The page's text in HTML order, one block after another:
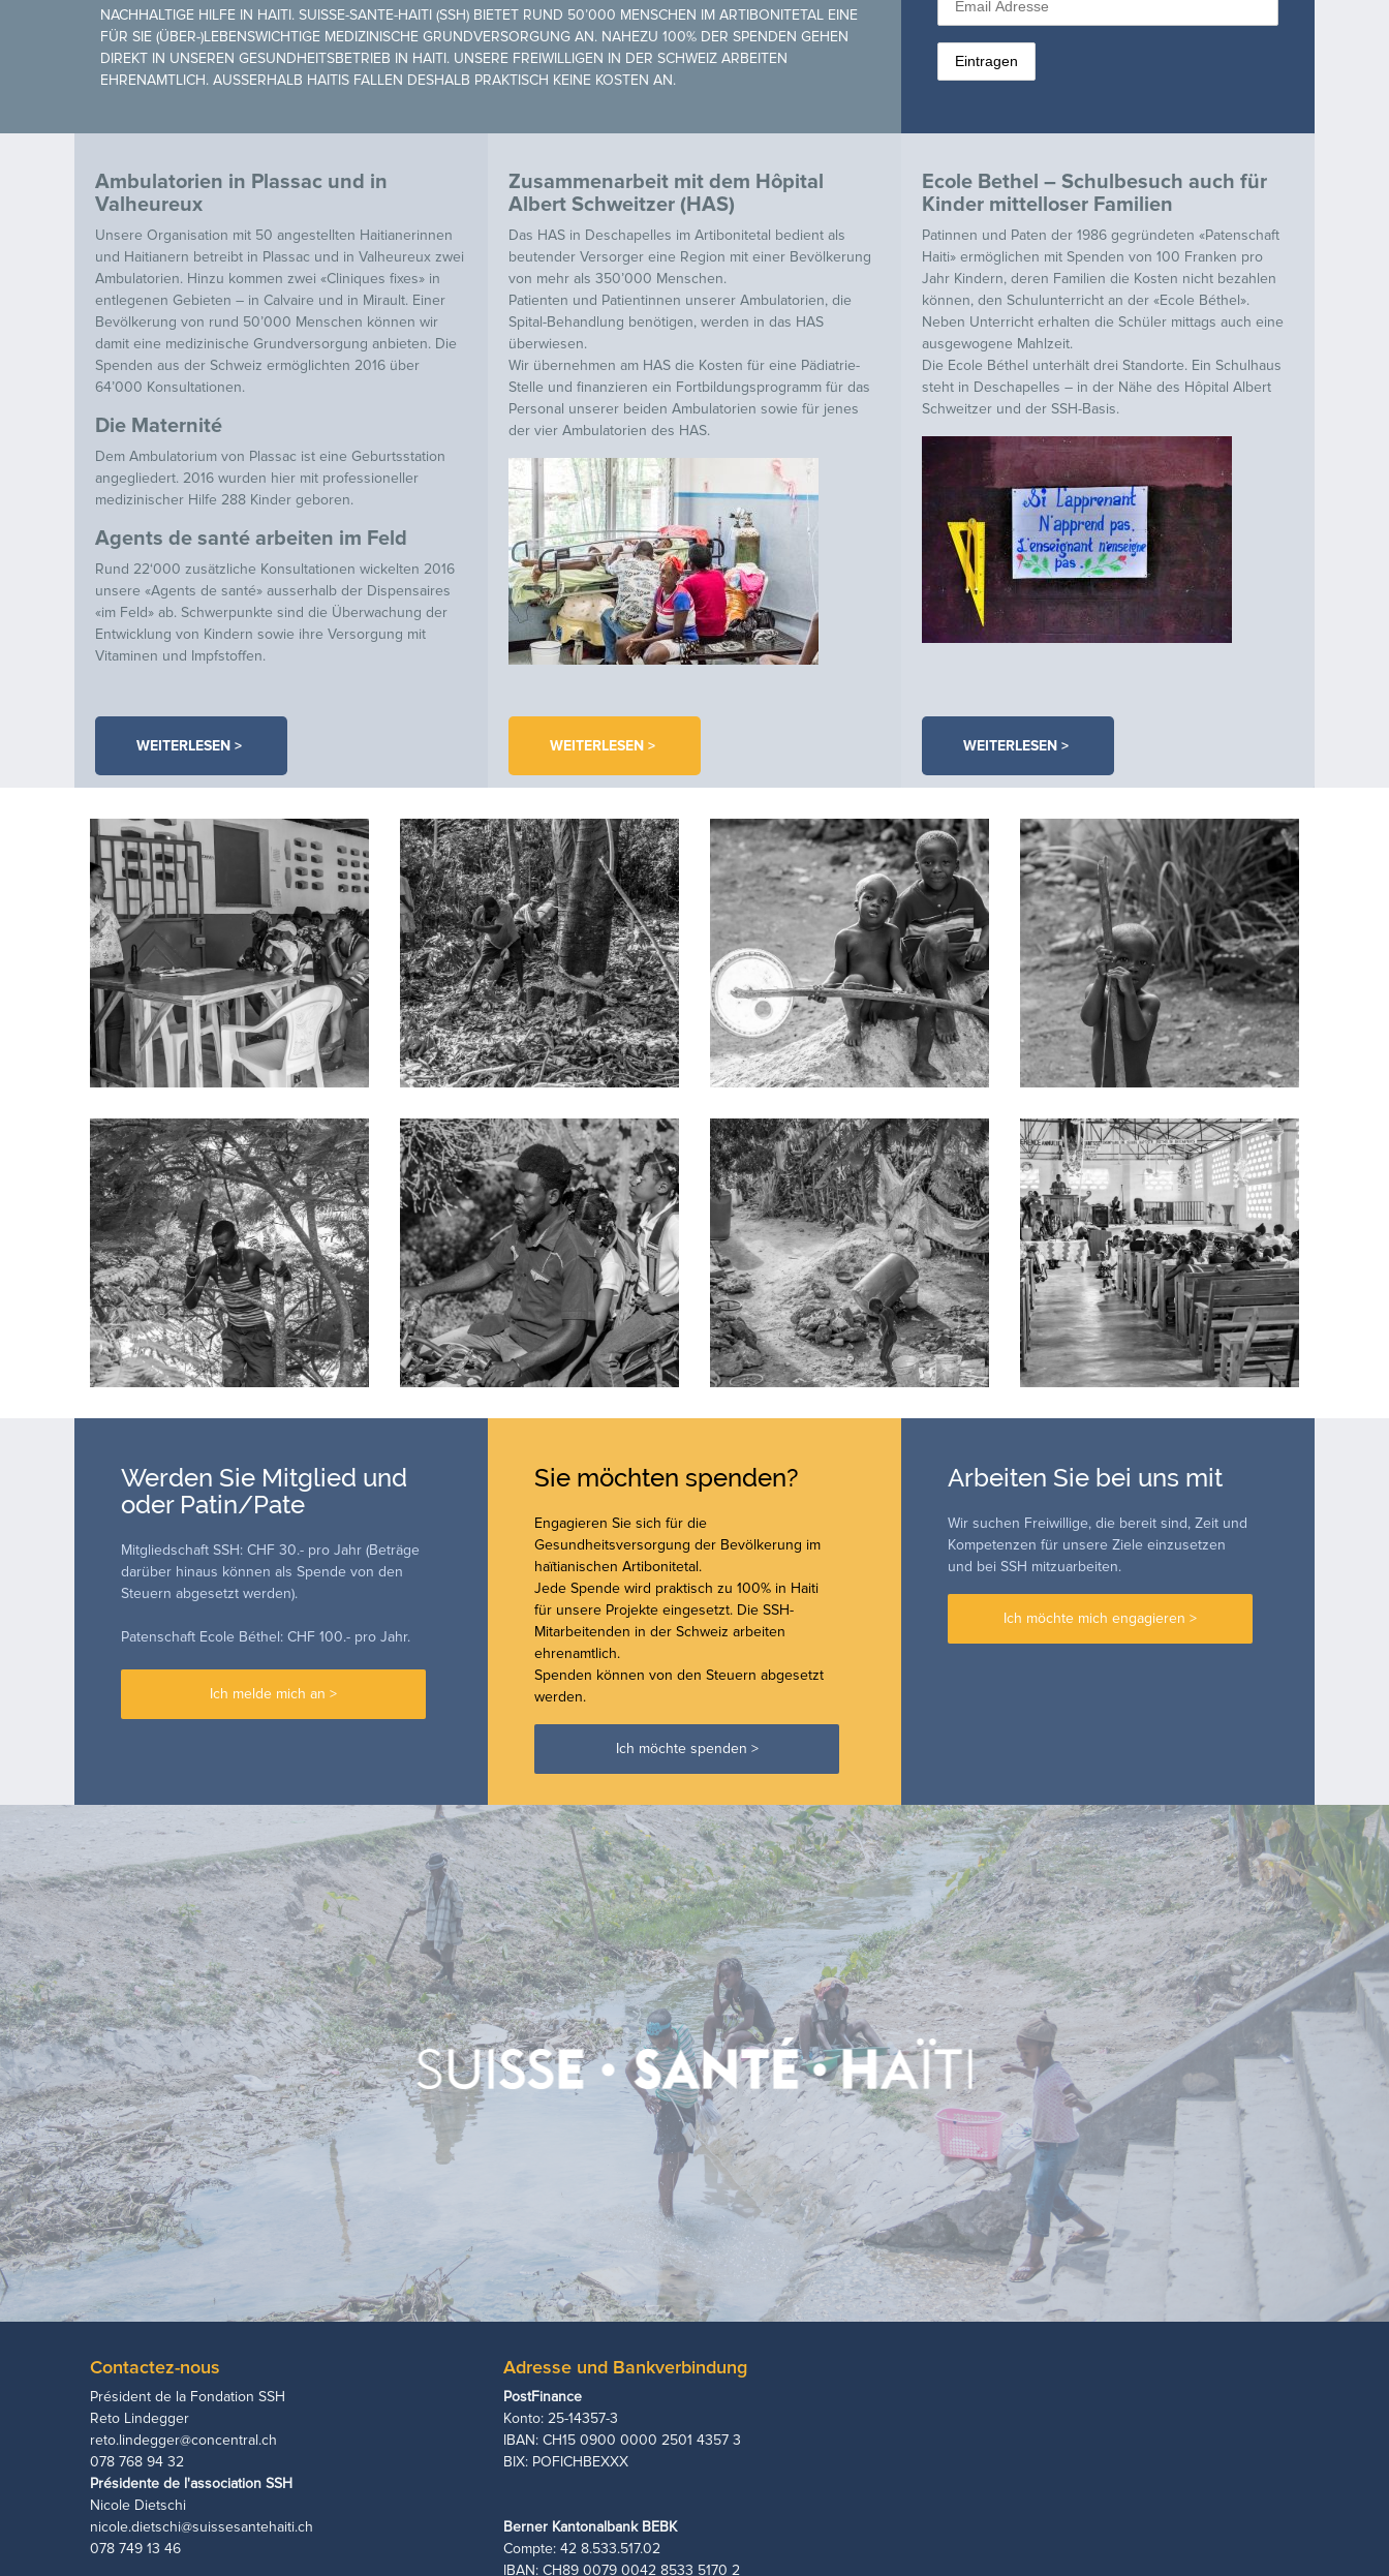
NACHHALTIGE HILFE IN HAITI. SUISSE-SANTE-HAITI (SSH) BIETET RUND 50’000 MENSCHEN IM ARTIBONITETAL EINE
FÜR SIE (ÜBER-)LEBENSWICHTIGE MEDIZINISCHE GRUNDVERSORGUNG AN. NAHEZU 100% DER SPENDEN GEHEN
DIREKT IN UNSEREN GESUNDHEITSBETRIEB IN HAITI. UNSERE FREIWILLIGEN IN DER SCHWEIZ ARBEITEN
EHRENAMTLICH. AUSSERHALB HAITIS FALLEN DESHALB PRAKTISCH KEINE KOSTEN AN.
Ambulatorien in Plassac und in
Valheureux
Unsere Organisation mit 50 angestellten Haitianerinnen
und Haitianern betreibt in Plassac und in Valheureux zwei
Ambulatorien. Hinzu kommen zwei «Cliniques fixes» in
entlegenen Gebieten – in Calvaire und in Mirault. Einer
Bevölkerung von rund 50’000 Menschen können wir
damit eine medizinische Grundversorgung anbieten. Die
Spenden aus der Schweiz ermöglichten 2016 über
64’000 Konsultationen.
Die Maternité
Dem Ambulatorium von Plassac ist eine Geburtsstation
angegliedert. 2016 wurden hier mit professioneller
medizinischer Hilfe 288 Kinder geboren.
Agents de santé arbeiten im Feld
Rund 22‘000 zusätzliche Konsultationen wickelten 2016
unsere «Agents de santé» ausserhalb der Dispensaires
«im Feld» ab. Schwerpunkte sind die Überwachung der
Entwicklung von Kindern sowie ihre Versorgung mit
Vitaminen und Impfstoffen.
WEITERLESEN >
Zusammenarbeit mit dem Hôpital
Albert Schweitzer (HAS)
Das HAS in Deschapelles im Artibonitetal bedient als
beutender Versorger eine Region mit einer Bevölkerung
von mehr als 350’000 Menschen.
Patienten und Patientinnen unserer Ambulatorien, die
Spital-Behandlung benötigen, werden in das HAS
überwiesen.
Wir übernehmen am HAS die Kosten für eine Pädiatrie-
Stelle und finanzieren ein Fortbildungsprogramm für das
Personal unserer beiden Ambulatorien sowie für jenes
der vier Ambulatorien des HAS.
WEITERLESEN >
Ecole Bethel – Schulbesuch auch für
Kinder mittelloser Familien
Patinnen und Paten der 1986 gegründeten «Patenschaft
Haiti» ermöglichen mit Spenden von 100 Franken pro
Jahr Kindern, deren Familien die Kosten nicht bezahlen
können, den Schulunterricht an der «Ecole Béthel».
Neben Unterricht erhalten die Schüler mittags auch eine
ausgewogene Mahlzeit.
Die Ecole Béthel unterhält drei Standorte. Ein Schulhaus
steht in Deschapelles – in der Nähe des Hôpital Albert
Schweitzer und der SSH-Basis.
WEITERLESEN >
Werden Sie Mitglied und
oder Patin/Pate
Mitgliedschaft SSH: CHF 30.- pro Jahr (Beträge
darüber hinaus können als Spende von den
Steuern abgesetzt werden).
Patenschaft Ecole Béthel: CHF 100.- pro Jahr.
Ich melde mich an >
Sie möchten spenden?
Engagieren Sie sich für die
Gesundheitsversorgung der Bevölkerung im
haïtianischen Artibonitetal.
Jede Spende wird praktisch zu 100% in Haiti
für unsere Projekte eingesetzt. Die SSH-
Mitarbeitenden in der Schweiz arbeiten
ehrenamtlich.
Spenden können von den Steuern abgesetzt
werden.
Ich möchte spenden >
Arbeiten Sie bei uns mit
Wir suchen Freiwillige, die bereit sind, Zeit und
Kompetenzen für unsere Ziele einzusetzen
und bei SSH mitzuarbeiten.
Ich möchte mich engagieren >
Contactez-nous
Président de la Fondation SSH
Reto Lindegger
reto.lindegger@concentral.ch
078 768 94 32
Présidente de l'association SSH
Nicole Dietschi
nicole.dietschi@suissesantehaiti.ch
078 749 13 46
Adresse und Bankverbindung
PostFinance
Konto: 25-14357-3
IBAN: CH15 0900 0000 2501 4357 3
BIX: POFICHBEXXX
Berner Kantonalbank BEBK
Compte: 42 8.533.517.02
​IBAN: CH89 0079 0042 8533 5170 2